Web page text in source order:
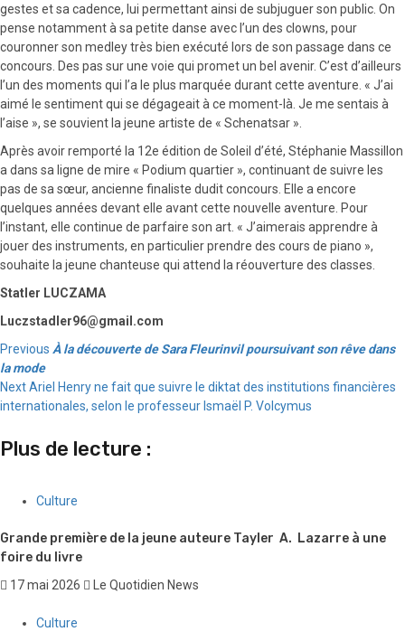
gestes et sa cadence, lui permettant ainsi de subjuguer son public. On
pense notamment à sa petite danse avec l’un des clowns, pour
couronner son medley très bien exécuté lors de son passage dans ce
concours. Des pas sur une voie qui promet un bel avenir. C’est d’ailleurs
l’un des moments qui l’a le plus marquée durant cette aventure. « J’ai
aimé le sentiment qui se dégageait à ce moment-là. Je me sentais à
l’aise », se souvient la jeune artiste de « Schenatsar ».
Après avoir remporté la 12e édition de Soleil d’été, Stéphanie Massillon
a dans sa ligne de mire « Podium quartier », continuant de suivre les
pas de sa sœur, ancienne finaliste dudit concours. Elle a encore
quelques années devant elle avant cette nouvelle aventure. Pour
l’instant, elle continue de parfaire son art. « J’aimerais apprendre à
jouer des instruments, en particulier prendre des cours de piano »,
souhaite la jeune chanteuse qui attend la réouverture des classes.
Statler LUCZAMA
Luczstadler96@gmail.com
Continue
Reading
Previous À la découverte de Sara Fleurinvil poursuivant son rêve dans
la mode
NextAriel Henry ne fait que suivre le diktat des institutions financières
internationales, selon le professeur Ismaël P. Volcymus
Plus de lecture :
Culture
Grande première de la jeune auteure Tayler A. Lazarre à une
foire du livre
17 mai 2026 Le Quotidien News
Culture